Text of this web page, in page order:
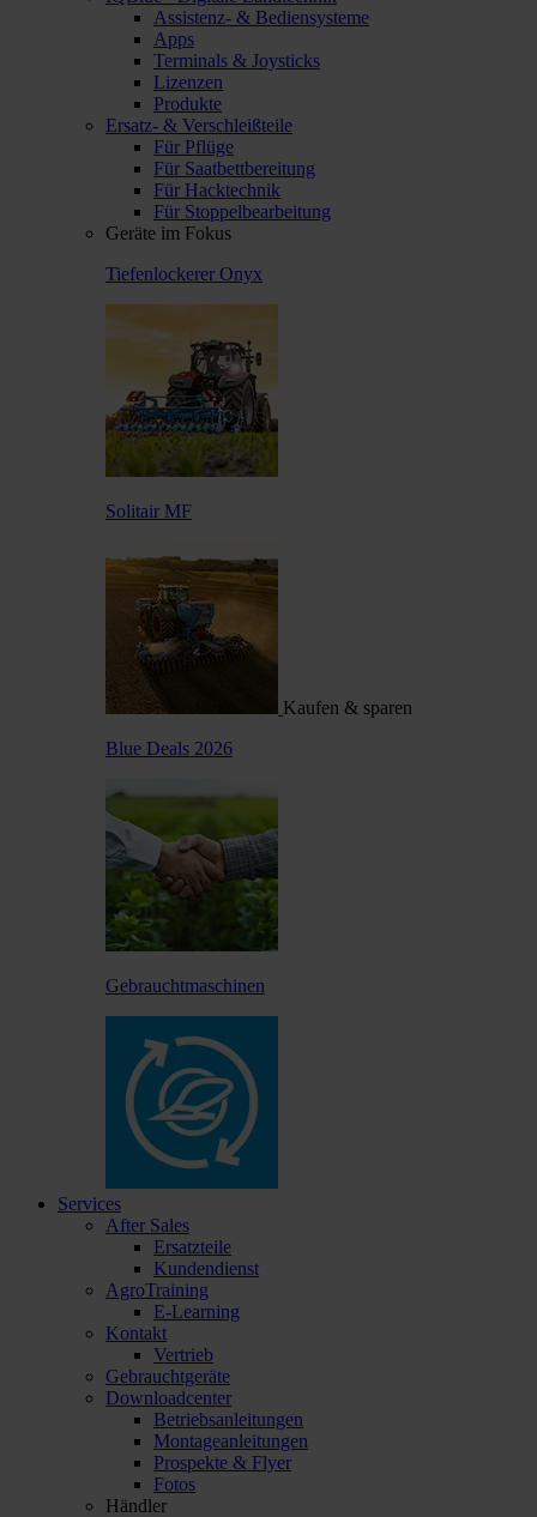
Assistenz- & Bediensysteme
Apps
Terminals & Joysticks
Lizenzen
Produkte
Ersatz- & Verschleißteile
Für Pflüge
Für Saatbettbereitung
Für Hacktechnik
Für Stoppelbearbeitung
Geräte im Fokus
Tiefenlockerer Onyx
Solitair MF
Kaufen & sparen
Blue Deals 2026
Gebrauchtmaschinen
Services
After Sales
Ersatzteile
Kundendienst
AgroTraining
E-Learning
Kontakt
Vertrieb
Gebrauchtgeräte
Downloadcenter
Betriebsanleitungen
Montageanleitungen
Prospekte & Flyer
Fotos
Händler